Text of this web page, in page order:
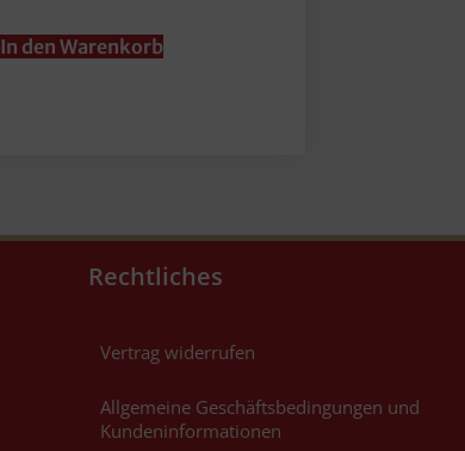
In den Warenkorb
Rechtliches
Vertrag widerrufen
Allgemeine Geschäftsbedingungen und
Kundeninformationen